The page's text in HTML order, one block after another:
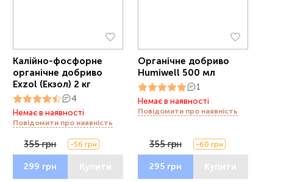
Калійно-фосфорне
органічне добриво
Exzol (Екзол) 2 кг
4
Немає в наявності
Повідомити про наявність
355 грн -56 грн
299 грн Купити
Органічне добриво
Humiwell 500 мл
1
Немає в наявності
Повідомити про наявність
355 грн -60 грн
295 грн Купити